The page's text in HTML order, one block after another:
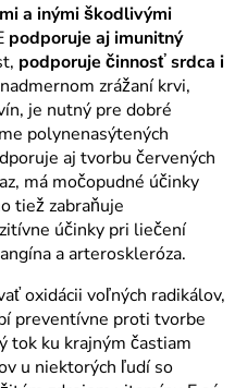
a inými škodlivými
podporuje aj imunitný
podporuje činnosť srdca i
zrážaní krvi,
je nutný pre dobré
polynenasýtených
aj tvorbu červených
má močopudné účinky
tiež zabraňuje
účinky pri liečení
a arteroskleróza.
oxidácii voľných radikálov,
preventívne proti tvorbe
tok ku krajným častiam
u niektorých ľudí so